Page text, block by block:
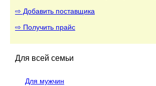
⇨ Добавить поставщика
⇨ Получить прайс
Для всей семьи
Для мужчин